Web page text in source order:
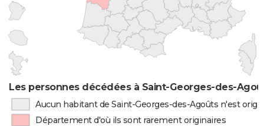
Les personnes décédées à Saint-Georges-des-
Aucun habitant de Saint-Georges-des-Agoûts n'est
Département d'où ils sont rarement originaires